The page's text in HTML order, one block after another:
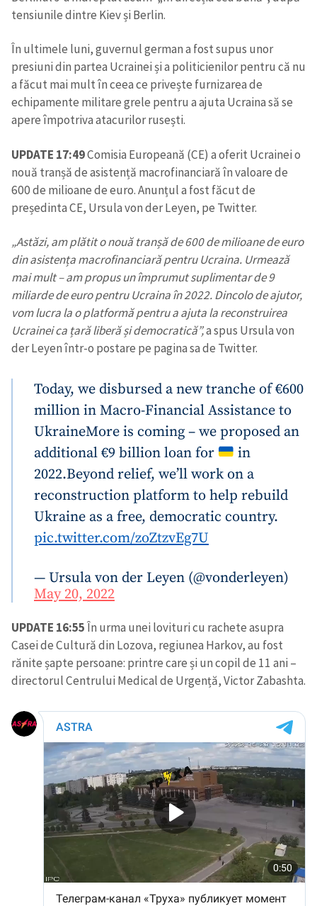
Trimite o informație
Despre ZdG
in English
tensiunile dintre Kiev și Berlin.
În ultimele luni, guvernul german a fost supus unor
presiuni din partea Ucrainei și a politicienilor pentru că nu
a făcut mai mult în ceea ce privește furnizarea de
echipamente militare grele pentru a ajuta Ucraina să se
apere împotriva atacurilor rusești.
UPDATE 17:49Comisia Europeană (CE) a oferit Ucrainei o
nouă tranșă de asistență macrofinanciară în valoare de
600 de milioane de euro. Anunțul a fost făcut de
președinta CE, Ursula von der Leyen, pe Twitter.
„Astăzi, am plătit o nouă tranșă de 600 de milioane de euro
din asistența macrofinanciară pentru Ucraina. Urmează
mai mult – am propus un împrumut suplimentar de 9
miliarde de euro pentru Ucraina în 2022. Dincolo de ajutor,
vom lucra la o platformă pentru a ajuta la reconstruirea
Ucrainei ca țară liberă și democratică”,a spus Ursula von
der Leyen într-o postare pe pagina sa de Twitter.
Today, we disbursed a new tranche of €600
million in Macro-Financial Assistance to
UkraineMore is coming – we proposed an
additional €9 billion loan for
in
2022.Beyond relief, we’ll work on a
reconstruction platform to help rebuild
Ukraine as a free, democratic country.
pic.twitter.com/zoZtzvEg7U
— Ursula von der Leyen (@vonderleyen)
May 20, 2022
UPDATE 16:55În urma unei lovituri cu rachete asupra
Casei de Cultură din Lozova, regiunea Harkov, au fost
rănite șapte persoane: printre care și un copil de 11 ani –
directorul Centrului Medical de Urgență, Victor Zabashta.